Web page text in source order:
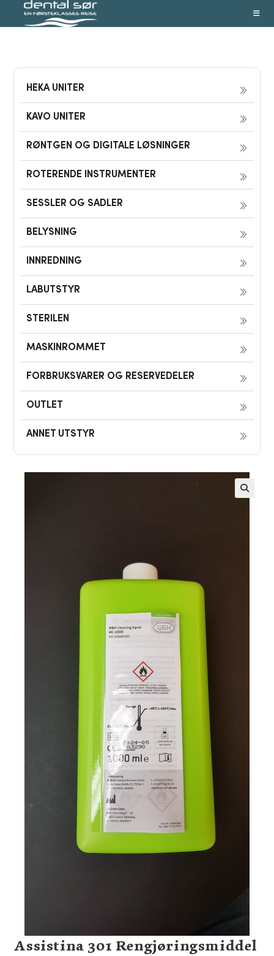
HEKA UNITER
KAVO UNITER
RØNTGEN OG DIGITALE LØSNINGER
ROTERENDE INSTRUMENTER
SESSLER OG SADLER
BELYSNING
INNREDNING
LABUTSTYR
STERILEN
MASKINROMMET
FORBRUKSVARER OG RESERVEDELER
OUTLET
ANNET UTSTYR
Assistina 301 Rengjøringsmiddel